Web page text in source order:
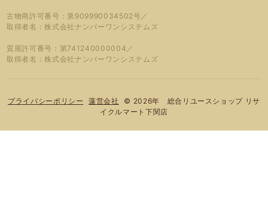
古物商許可番号：第909990034502号／
取得者名：株式会社ナンバーワンシステムズ
質屋許可番号：第741240000004／
取得者名：株式会社ナンバーワンシステムズ
プライバシーポリシー 蓮営会社
© 2026年 総合リユースショップ リサ
イクルマート下関店